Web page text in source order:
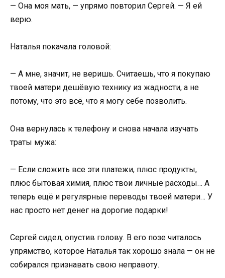
— Она моя мать, — упрямо повторил Сергей. — Я ей
верю.
Наталья покачала головой:
— А мне, значит, не веришь. Считаешь, что я покупаю
твоей матери дешёвую технику из жадности, а не
потому, что это всё, что я могу себе позволить.
Она вернулась к телефону и снова начала изучать
траты мужа:
— Если сложить все эти платежи, плюс продукты,
плюс бытовая химия, плюс твои личные расходы… А
теперь ещё и регулярные переводы твоей матери… У
нас просто нет денег на дорогие подарки!
Сергей сидел, опустив голову. В его позе читалось
упрямство, которое Наталья так хорошо знала — он не
собирался признавать свою неправоту.